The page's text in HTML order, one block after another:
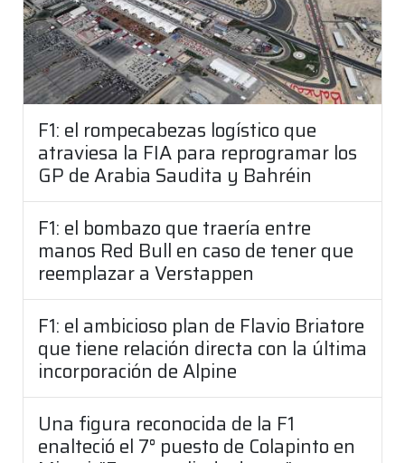
F1: el rompecabezas logístico que
atraviesa la FIA para reprogramar los
GP de Arabia Saudita y Bahréin
F1: el bombazo que traería entre
manos Red Bull en caso de tener que
reemplazar a Verstappen
F1: el ambicioso plan de Flavio Briatore
que tiene relación directa con la última
incorporación de Alpine
Una figura reconocida de la F1
enalteció el 7° puesto de Colapinto en